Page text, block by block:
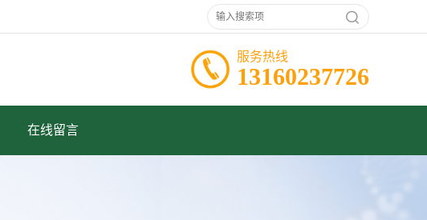
服务热线
13160237726
在线留言